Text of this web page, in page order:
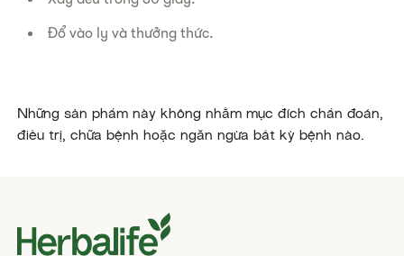
Đổ vào ly và thưởng thức.
Những sản phẩm này không nhằm mục đích chẩn đoán,
điều trị, chữa bệnh hoặc ngăn ngừa bất kỳ bệnh nào.